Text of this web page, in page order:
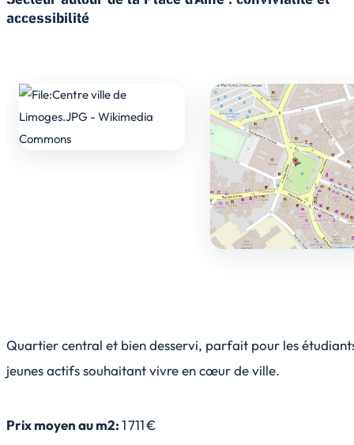
accessibilité
Quartier central et bien desservi, parfait pour les
jeunes actifs souhaitant vivre en cœur de ville.
Prix moyen au m2:1 711 €